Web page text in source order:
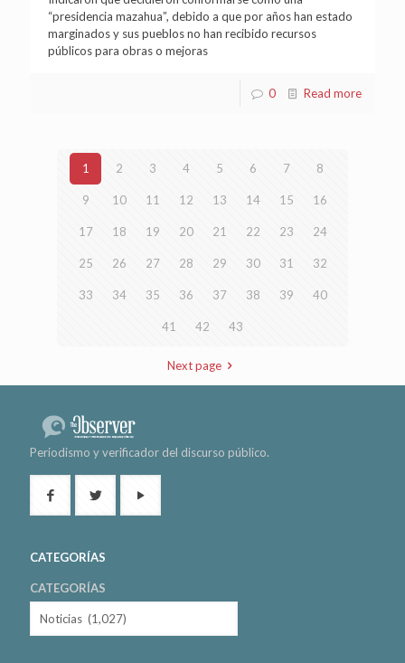
“presidencia mazahua”, debido a que por años han estado
marginados y sus pueblos no han recibido recursos
públicos para obras o mejoras
0 Read more
1 2 3 4 5 6 7 8
9 10 11 12 13 14 15 16
17 18 19 20 21 22 23 24
25 26 27 28 29 30 31 32
33 34 35 36 37 38 39 40
41 42 43
Next page
Periodismo y verificador del discurso público.
CATEGORÍAS
CATEGORÍAS